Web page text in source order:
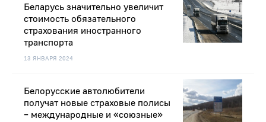
13 ЯНВАРЯ 2024
Беларусь значительно увеличит
стоимость обязательного
страхования иностранного
транспорта
Белорусские автолюбители
получат новые страховые полисы
– международные и «союзные»